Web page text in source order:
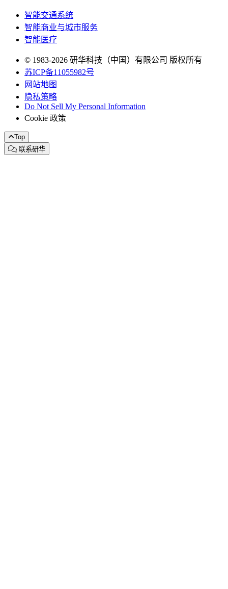
智能交通系统
智能商业与城市服务
智能医疗
© 1983-2026 研华科技（中国）有限公司 版权所有
苏ICP备11055982号
网站地图
隐私策略
Do Not Sell My Personal Information
Cookie 政策
Top
联系研华